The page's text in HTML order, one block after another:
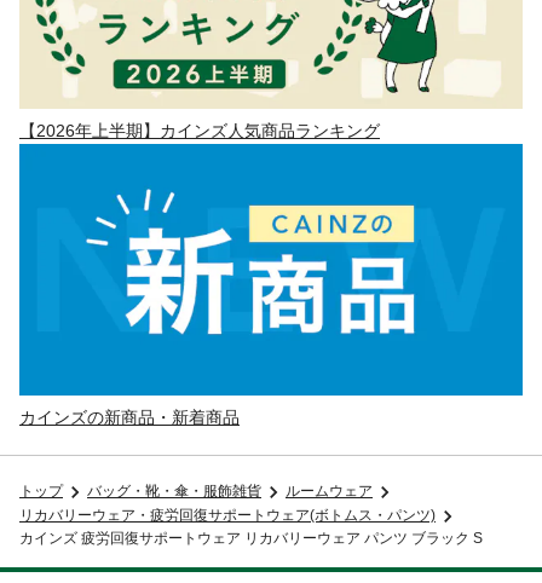
【2026年上半期】カインズ人気商品ランキング
カインズの新商品・新着商品
トップ バッグ・靴・傘・服飾雑貨
ルームウェア
リカバリーウェア・疲労回復サポートウェア(ボトムス・パンツ)
カインズ 疲労回復サポートウェア リカバリーウェア パンツ ブラック S